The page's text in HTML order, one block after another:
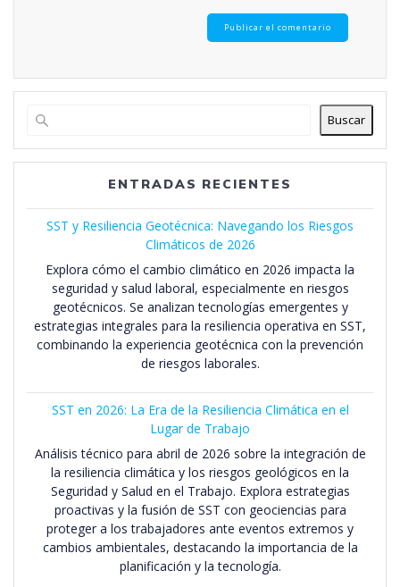
Buscar
ENTRADAS RECIENTES
SST y Resiliencia Geotécnica: Navegando los Riesgos
Climáticos de 2026
Explora cómo el cambio climático en 2026 impacta la
seguridad y salud laboral, especialmente en riesgos
geotécnicos. Se analizan tecnologías emergentes y
estrategias integrales para la resiliencia operativa en SST,
combinando la experiencia geotécnica con la prevención
de riesgos laborales.
SST en 2026: La Era de la Resiliencia Climática en el
Lugar de Trabajo
Análisis técnico para abril de 2026 sobre la integración de
la resiliencia climática y los riesgos geológicos en la
Seguridad y Salud en el Trabajo. Explora estrategias
proactivas y la fusión de SST con geociencias para
proteger a los trabajadores ante eventos extremos y
cambios ambientales, destacando la importancia de la
planificación y la tecnología.